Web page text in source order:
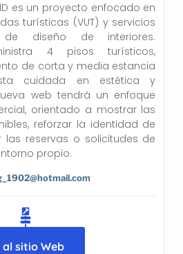
es un proyecto enfocado en
turísticas (VUT) y servicios
de diseño de interiores.
4 pisos turísticos,
de corta y media estancia
cuidada en estética y
web tendrá un enfoque
orientado a mostrar las
reforzar la identidad de
las reservas o solicitudes de
propio.
al sitio Web